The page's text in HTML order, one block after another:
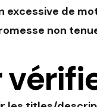
excessive de
non